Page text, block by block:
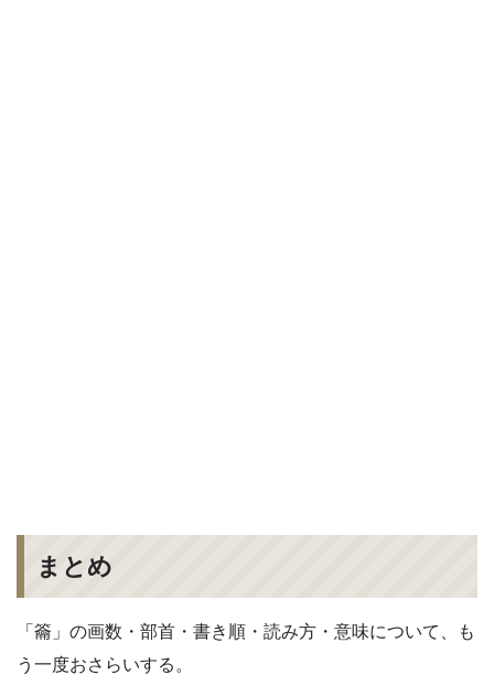
まとめ
「籥」の画数・部首・書き順・読み方・意味について、も
う一度おさらいする。